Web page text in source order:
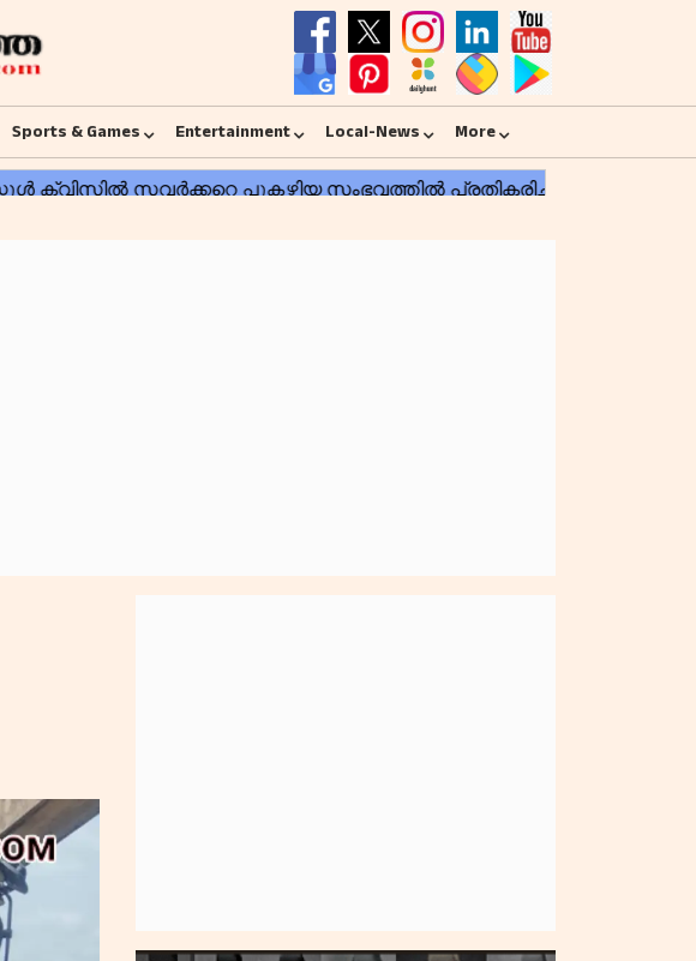
Sports & Games Entertainment Local-News More